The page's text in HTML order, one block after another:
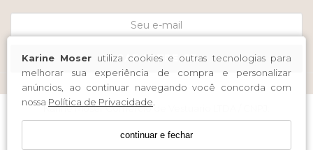
Karine Moser utiliza cookies e outras tecnologias para
melhorar sua experiência de compra e personalizar
anúncios, ao continuar navegando você concorda com
nossa Política de Privacidade.
continuar e fechar
CADASTRE-SE
Karine Moser Comercio de Vestuario LTDA / CNPJ:
14.991.918/0001-54
Endereço: Rua 15 de Novembro 895 Sala 335 A 340 Centro